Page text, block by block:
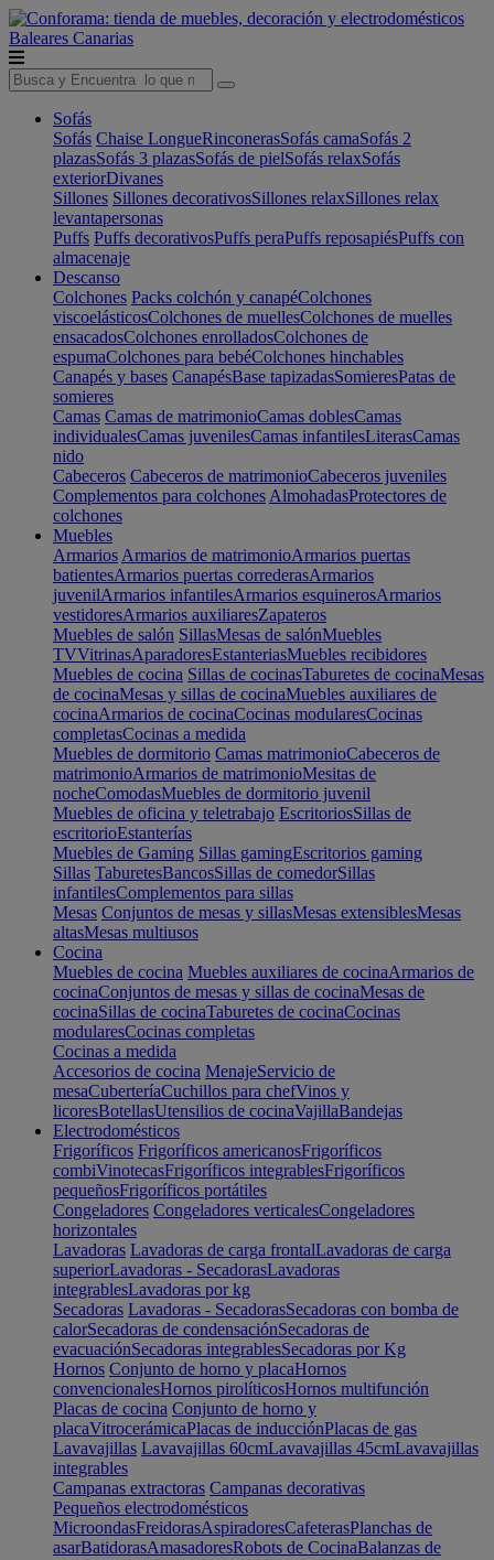
Baleares Canarias
Sofás
Sofás Chaise LongueRinconerasSofás camaSofás 2
plazasSofás 3 plazasSofás de pielSofás relaxSofás
exteriorDivanes
Sillones Sillones decorativosSillones relaxSillones relax
levantapersonas
Puffs Puffs decorativosPuffs peraPuffs reposapiésPuffs con
almacenaje
Descanso
Colchones Packs colchón y canapéColchones
viscoelásticosColchones de muellesColchones de muelles
ensacadosColchones enrolladosColchones de
espumaColchones para bebéColchones hinchables
Canapés y bases CanapésBase tapizadasSomieresPatas de
somieres
Camas Camas de matrimonioCamas doblesCamas
individualesCamas juvenilesCamas infantilesLiterasCamas
nido
Cabeceros Cabeceros de matrimonioCabeceros juveniles
Complementos para colchones AlmohadasProtectores de
colchones
Muebles
Armarios Armarios de matrimonioArmarios puertas
batientesArmarios puertas correderasArmarios
juvenilArmarios infantilesArmarios esquinerosArmarios
vestidoresArmarios auxiliaresZapateros
Muebles de salón SillasMesas de salónMuebles
TVVitrinasAparadoresEstanteriasMuebles recibidores
Muebles de cocina Sillas de cocinasTaburetes de cocinaMesas
de cocinaMesas y sillas de cocinaMuebles auxiliares de
cocinaArmarios de cocinaCocinas modularesCocinas
completasCocinas a medida
Muebles de dormitorio Camas matrimonioCabeceros de
matrimonioArmarios de matrimonioMesitas de
nocheComodasMuebles de dormitorio juvenil
Muebles de oficina y teletrabajo EscritoriosSillas de
escritorioEstanterías
Muebles de Gaming Sillas gamingEscritorios gaming
Sillas TaburetesBancosSillas de comedorSillas
infantilesComplementos para sillas
Mesas Conjuntos de mesas y sillasMesas extensiblesMesas
altasMesas multiusos
Cocina
Muebles de cocina Muebles auxiliares de cocinaArmarios de
cocinaConjuntos de mesas y sillas de cocinaMesas de
cocinaSillas de cocinaTaburetes de cocinaCocinas
modularesCocinas completas
Cocinas a medida
Accesorios de cocina MenajeServicio de
mesaCuberteríaCuchillos para chefVinos y
licoresBotellasUtensilios de cocinaVajillaBandejas
Electrodomésticos
Frigoríficos Frigoríficos americanosFrigoríficos
combiVinotecasFrigoríficos integrablesFrigoríficos
pequeñosFrigoríficos portátiles
Congeladores Congeladores verticalesCongeladores
horizontales
Lavadoras Lavadoras de carga frontalLavadoras de carga
superiorLavadoras - SecadorasLavadoras
integrablesLavadoras por kg
Secadoras Lavadoras - SecadorasSecadoras con bomba de
calorSecadoras de condensaciónSecadoras de
evacuaciónSecadoras integrablesSecadoras por Kg
Hornos Conjunto de horno y placaHornos
convencionalesHornos pirolíticosHornos multifunción
Placas de cocina Conjunto de horno y
placaVitrocerámicaPlacas de inducciónPlacas de gas
Lavavajillas Lavavajillas 60cmLavavajillas 45cmLavavajillas
integrables
Campanas extractoras Campanas decorativas
Pequeños electrodomésticos
MicroondasFreidorasAspiradoresCafeterasPlanchas de
asarBatidorasAmasadoresRobots de CocinaBalanzas de